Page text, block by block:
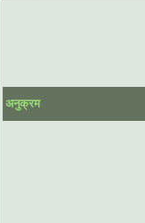
अनुक्रम